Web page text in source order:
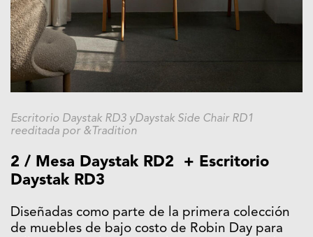
Escritorio Daystak RD3 yDaystak Side Chair RD1
reeditada por &Tradition
2 / Mesa Daystak RD2 + Escritorio
Daystak RD3
Diseñadas como parte de la primera colección
de muebles de bajo costo de Robin Day para